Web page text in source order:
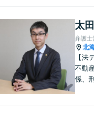
る「
指し
相談
総合
太
弁護士
北
【法
不動
係、